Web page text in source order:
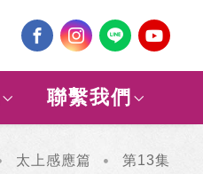
聯繫我們
太上感應篇 第13集